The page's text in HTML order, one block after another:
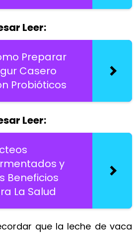
Leer:
Preparar
Casero
Probióticos
Leer:
y
Beneficios
La Salud
que la leche de vaca